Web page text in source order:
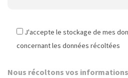
J'accepte le stockage de mes
concernant les données récoltées
Nous récoltons vos